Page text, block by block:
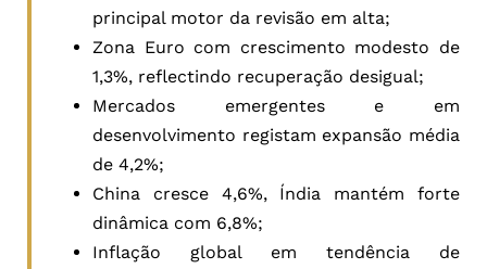
principal motor da revisão em alta;
Zona Euro com crescimento modesto de
1,3%, reflectindo recuperação desigual;
Mercados emergentes e em
desenvolvimento registam expansão média
de 4,2%;
China cresce 4,6%, Índia mantém forte
dinâmica com 6,8%;
Inflação global em tendência de